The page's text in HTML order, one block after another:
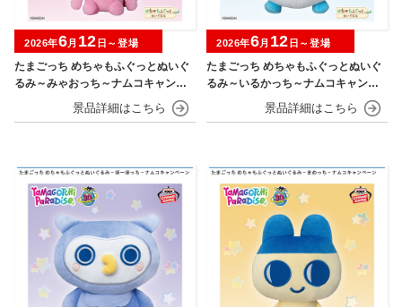
たまごっち めちゃもふぐっとぬいぐ
るみ～みゃおっち～ナムコキャンペ
2026年6月 12 日～登場
たまごっち めちゃもふぐっとぬいぐ
るみ～いるかっち～ナムコキャンペ
2026年6月 12 日～登場